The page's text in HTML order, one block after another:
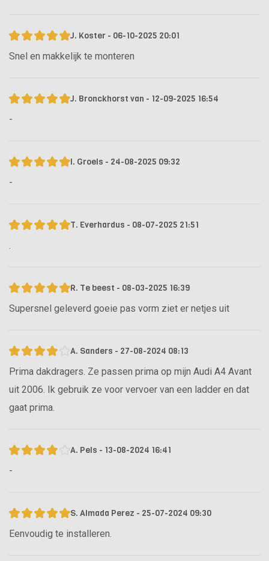
J. Koster - 06-10-2025 20:01
Snel en makkelijk te monteren
J. Bronckhorst van - 12-09-2025 16:54
-
I. Groels - 24-08-2025 09:32
-
T. Everhardus - 08-07-2025 21:51
.
R. Te beest - 08-03-2025 16:39
Supersnel geleverd goeie pas vorm ziet er netjes uit
A. Sanders - 27-08-2024 08:13
Prima dakdragers. Ze passen prima op mijn Audi A4 Avant
uit 2006. Ik gebruik ze voor vervoer van een ladder en dat
gaat prima.
A. Pels - 13-08-2024 16:41
-
S. Almada Perez - 25-07-2024 09:30
Eenvoudig te installeren.